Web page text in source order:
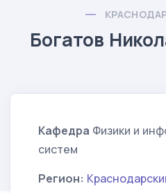
Богатов
Кафедра Физики и
систем
Регион: